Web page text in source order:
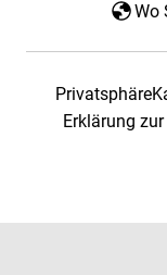
Wo
Privatsphäre
Erklärung